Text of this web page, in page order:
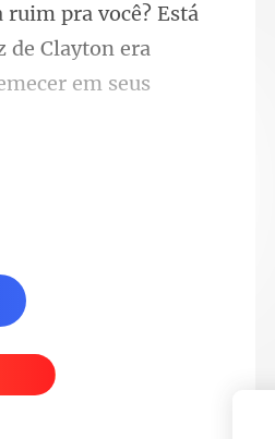
ruim pra você? Está